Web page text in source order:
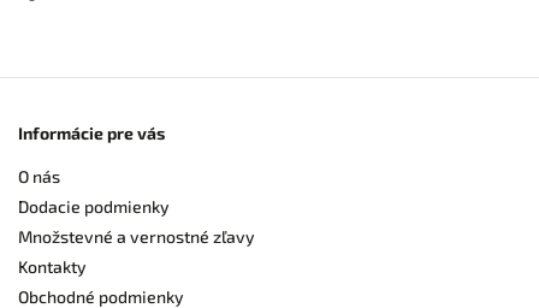
Informácie pre vás
O nás
Dodacie podmienky
Množstevné a vernostné zľavy
Kontakty
Obchodné podmienky